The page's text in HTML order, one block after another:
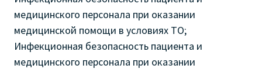
медицинского персонала при оказании
медицинской помощи в условиях ТО;
Инфекционная безопасность пациента и
медицинского персонала при оказании